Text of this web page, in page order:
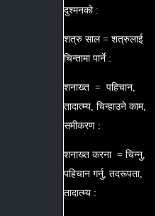
दुश्मनको :
शत्रु साल = शत्रुलाई
चिन्तामा पार्ने :
शनाख्त = पहिचान,
तादात्म्य, चिन्हाउने काम,
समीकरण :
शनाख्त करना = चिन्नु,
पहिचान गर्नु, तदरूपता,
तादात्म्य :